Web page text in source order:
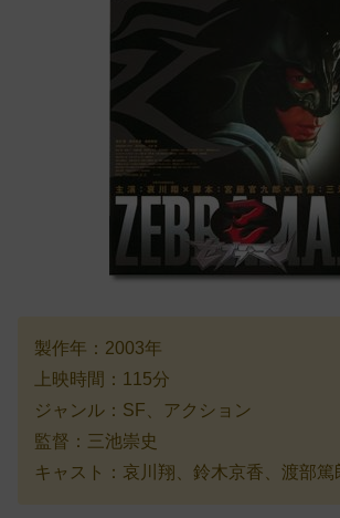
製作年：2003年
上映時間：115分
ジャンル：SF、アクション
監督：三池崇史
キャスト：哀川翔、鈴木京香、渡部篤